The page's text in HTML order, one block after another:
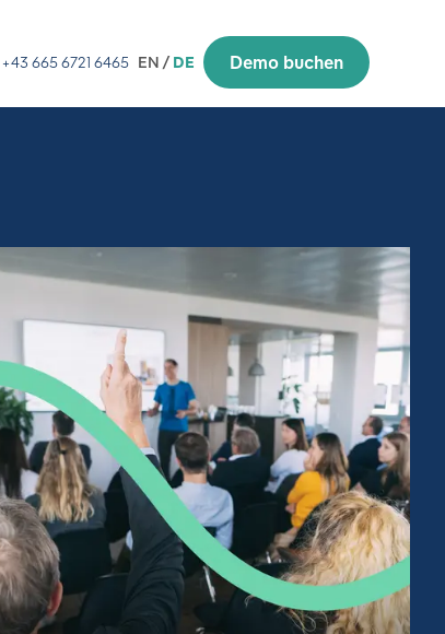
+43 665 6721 6465 EN / DE Demo buchen